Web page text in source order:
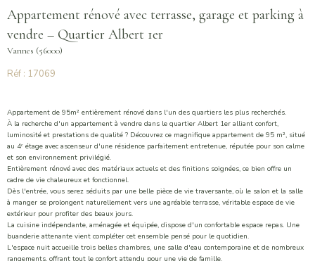
Appartement rénové avec terrasse, garage et parking à
vendre – Quartier Albert 1er
Vannes (56000)
Réf : 17069
Appartement de 95m² entièrement rénové dans l'un des quartiers les plus recherchés.
À la recherche d'un appartement à vendre dans le quartier Albert 1er alliant confort,
luminosité et prestations de qualité ? Découvrez ce magnifique appartement de 95 m², situé
au 4ᵉ étage avec ascenseur d'une résidence parfaitement entretenue, réputée pour son calme
et son environnement privilégié.
Entièrement rénové avec des matériaux actuels et des finitions soignées, ce bien offre un
cadre de vie chaleureux et fonctionnel.
Dès l'entrée, vous serez séduits par une belle pièce de vie traversante, où le salon et la salle
à manger se prolongent naturellement vers une agréable terrasse, véritable espace de vie
extérieur pour profiter des beaux jours.
La cuisine indépendante, aménagée et équipée, dispose d'un confortable espace repas. Une
buanderie attenante vient compléter cet ensemble pensé pour le quotidien.
L'espace nuit accueille trois belles chambres, une salle d'eau contemporaine et de nombreux
rangements, offrant tout le confort attendu pour une vie de famille.